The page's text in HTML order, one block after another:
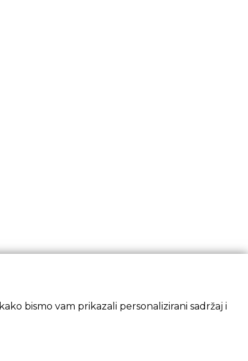
bismo vam prikazali personalizirani sadržaj i